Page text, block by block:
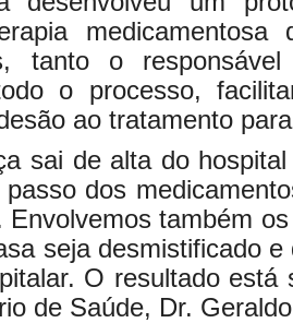
tanto o
o processo,
ao tratamento
sai de alta do
dos
Envolvemos também
seja desmistificado
O resultado está
de Saúde, Dr.